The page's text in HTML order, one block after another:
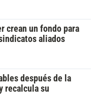
crean un fondo para
aliados
después de la
recalcula su